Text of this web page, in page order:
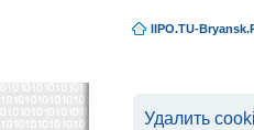
IIPO.TU-
Удалить